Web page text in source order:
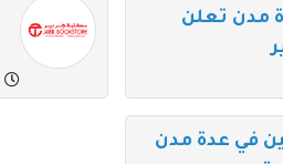
مدن تعلن
في عدة مدن